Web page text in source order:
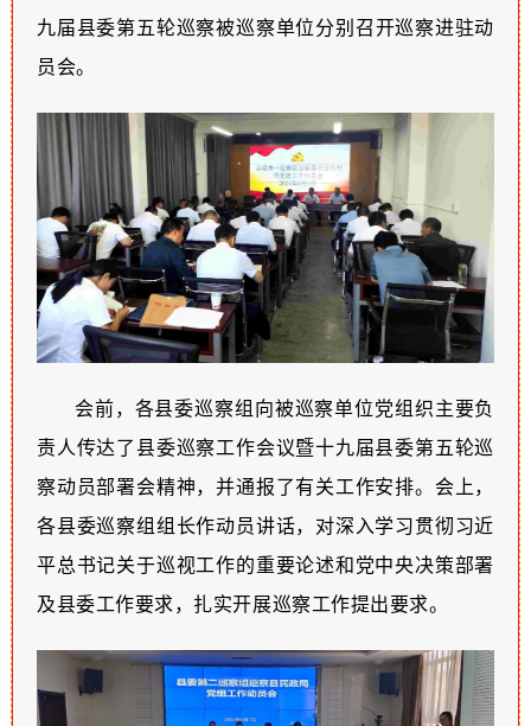
九届县委第五轮巡察被巡察单位分别召开巡察进驻动
员会。
会前，各县委巡察组向被巡察单位党组织主要负
责人传达了 县委巡察工作会议暨十九届县委第五轮巡
察动员部署会精神，并通报了有关工作安排。会上，
各县委巡察组组长作动员讲话，对深入学习贯彻习近
平总书记关于巡视工作的重要论述和党中央决策部署
及县委工作要求，扎实开展巡察工作提出要求。